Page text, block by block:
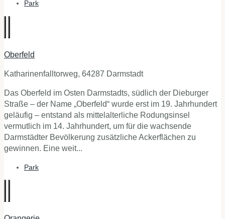
Park
Oberfeld
Katharinenfalltorweg, 64287 Darmstadt
Das Oberfeld im Osten Darmstadts, südlich der Dieburger
Straße – der Name „Oberfeld“ wurde erst im 19. Jahrhundert
geläufig – entstand als mittelalterliche Rodungsinsel
vermutlich im 14. Jahrhundert, um für die wachsende
Darmstädter Bevölkerung zusätzliche Ackerflächen zu
gewinnen. Eine weit...
Park